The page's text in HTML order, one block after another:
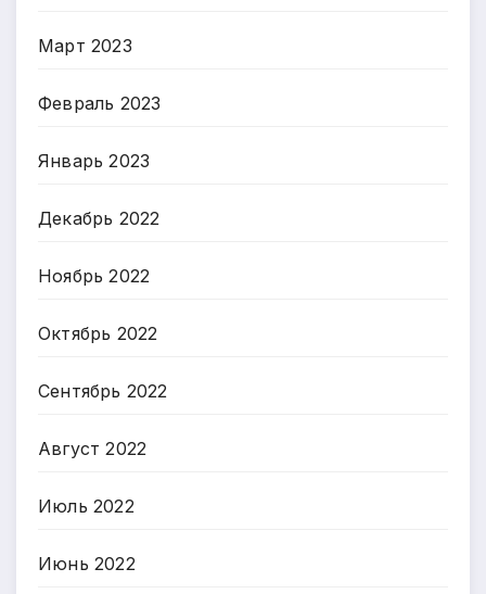
Март 2023
Февраль 2023
Январь 2023
Декабрь 2022
Ноябрь 2022
Октябрь 2022
Сентябрь 2022
Август 2022
Июль 2022
Июнь 2022